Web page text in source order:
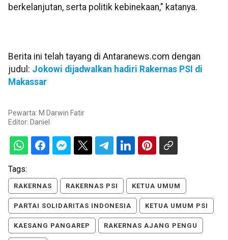
berkelanjutan, serta politik kebinekaan," katanya.
Berita ini telah tayang di Antaranews.com dengan
judul: Jokowi dijadwalkan hadiri Rakernas PSI di
Makassar
Pewarta: M Darwin Fatir
Editor: Daniel
Tags:
RAKERNAS RAKERNAS PSI KETUA UMUM
PARTAI SOLIDARITAS INDONESIA KETUA UMUM PSI
KAESANG PANGAREP RAKERNAS AJANG PENGU